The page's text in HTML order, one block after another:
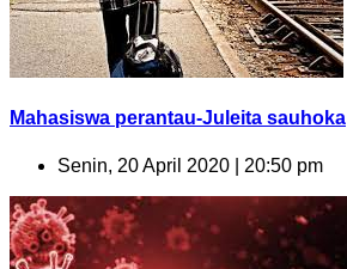
Mahasiswa perantau-Juleita sauhoka
Senin, 20 April 2020 | 20:50 pm